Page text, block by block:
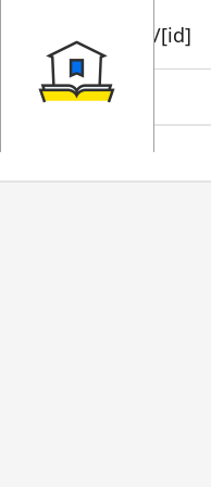
book/rent/[id]